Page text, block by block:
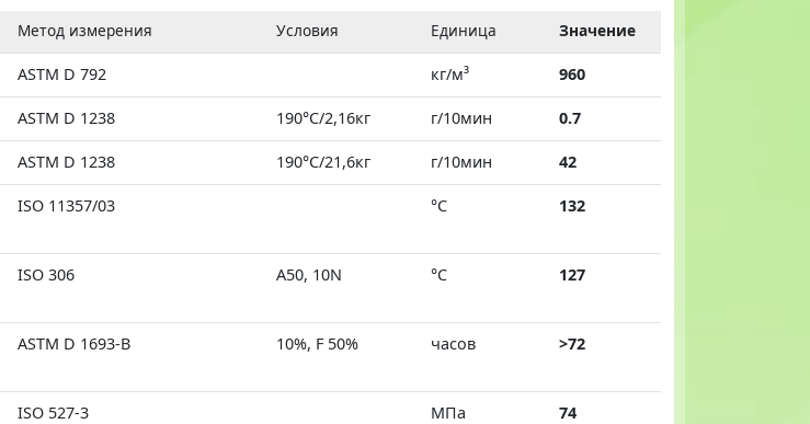
Метод измерения Условия Единица Значение
ASTM D 792 кг/м³ 960
ASTM D 1238 190°C/2,16кг г/10мин 0.7
ASTM D 1238 190°C/21,6кг г/10мин 42
ISO 11357/03 °C 132
ISO 306 A50, 10N °C 127
ASTM D 1693-B 10%, F 50% часов >72
ISO 527-3 МПа 74